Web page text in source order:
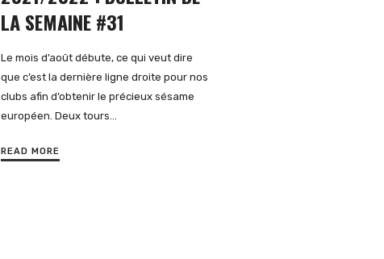
LA SEMAINE #31
Le mois d’août débute, ce qui veut dire
que c’est la dernière ligne droite pour nos
clubs afin d’obtenir le précieux sésame
européen. Deux tours…
READ MORE